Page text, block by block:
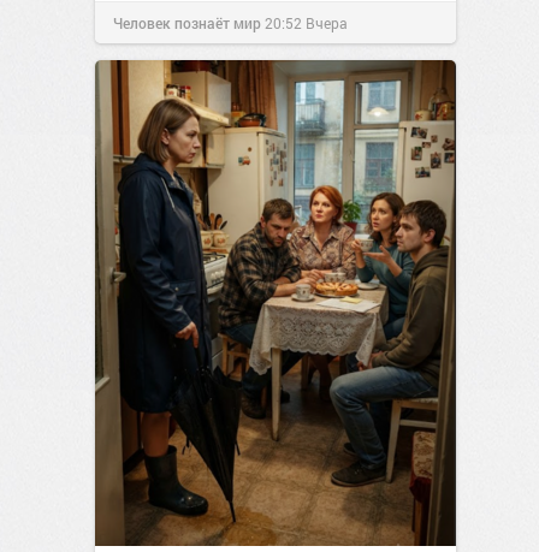
Человек познаёт мир 20:52 Вчера